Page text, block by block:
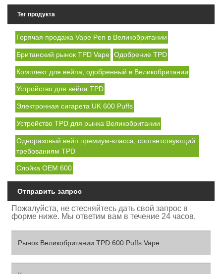
Тег продукта
Горячая продажа Vape Pen в Великобритании
Британский рынок TPD Vape Одобрение TPD
Комплект для вейпа, одобренный в Великобритании
Устройство для вейпа TPD
Электронная сигарета UK 600 Puffs
Устройство TPD для рынка Великобритании
Одноразовый вейп премиум-класса, соответствующий
требованиям TPD
Слойка OEM 600
Отправить запрос
Пожалуйста, не стесняйтесь дать свой запрос в
форме ниже. Мы ответим вам в течение 24 часов.